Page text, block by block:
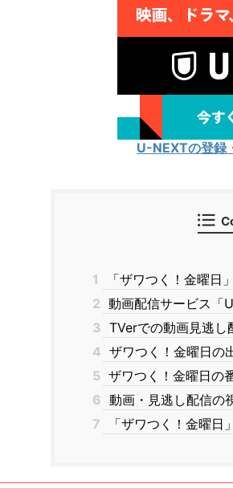
U-NEXTの登録
1
「ザワつく！金曜日
2 動画配信サービス「
3 TVerでの動画見逃し
4 ザワつく！金曜日の
5 ザワつく！金曜日の
6 動画・見逃し配信の
7
「ザワつく！金曜日